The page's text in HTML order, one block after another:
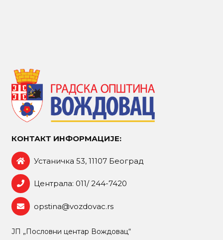
КОНТАКТ ИНФОРМАЦИЈЕ:
Устаничка 53, 11107 Београд
Централа: 011/ 244-7420
opstina@vozdovac.rs
ЈП „Пословни центар Вождовац“